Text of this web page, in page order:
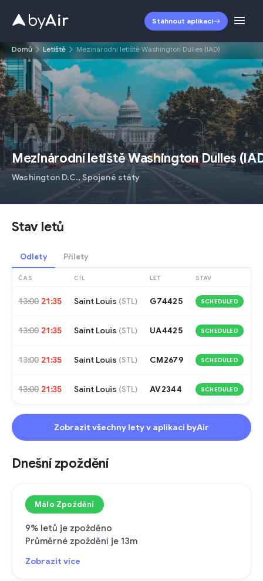
Stáhnout aplikaci
Domů Letiště Mezinárodní letiště Washington Dulles (IAD)
IAD
Mezinárodní letiště Washington Dulles(
Washington D.C.,Spojené státy
Stav letů
Odlety Přílety
ČAS CÍL LET STAV
13:00 21:35 Saint Louis (STL) G74425 SCHEDULED
13:00 21:35 Saint Louis (STL) UA4425 SCHEDULED
13:00 21:35 Saint Louis (STL) CM2679 SCHEDULED
13:00 21:35 Saint Louis (STL) AV2344 SCHEDULED
Zobrazit všechny lety v aplikaci byAir
Dnešní zpoždění
Málo Zpoždění
9% letů je zpožděno
Průměrné zpoždění je 13m
Zobrazit více